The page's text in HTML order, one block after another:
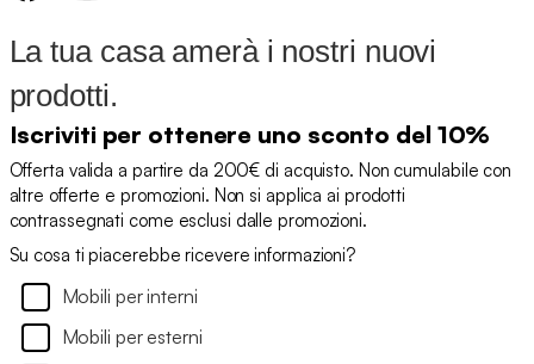
La tua casa amerà i nostri nuovi
prodotti.
Iscriviti per ottenere uno sconto del 10%
Offerta valida a partire da 200€ di acquisto. Non cumulabile con
altre offerte e promozioni. Non si applica ai prodotti
contrassegnati come esclusi dalle promozioni.
Su cosa ti piacerebbe ricevere informazioni?
Mobili per interni
Mobili per esterni